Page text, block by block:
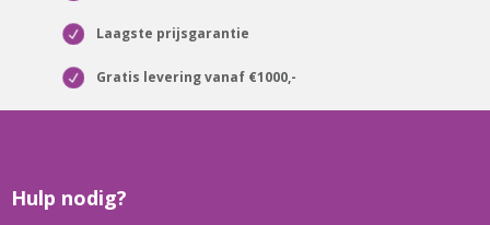
Laagste prijsgarantie
Gratis levering vanaf €1000,-
Hulp nodig?